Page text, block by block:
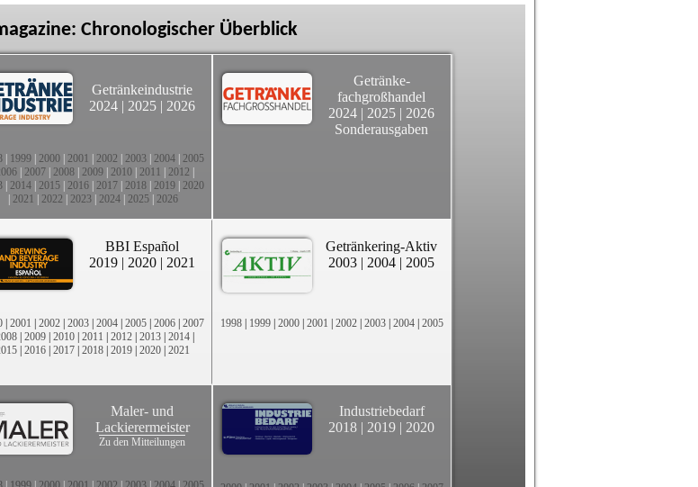
Chronologischer Überblick
Getränkeindustrie
2024 | 2025 | 2026
1999 2000 2001 2002 2003 2004 2005
2007 2008 2009 2010 2011 2012
2014 2015 2016 2017 2018 2019 2020
2021 2022 2023| 2024| 2025| 2026
Getränke-
fachgroßhandel
2024 | 2025 | 2026
Sonderausgaben
BBI Español
2019 | 2020 | 2021
| 2001 | 2002 | 2003 | 2004 | 2005 | 2006 | 2007
| 2009 | 2010 | 2011 | 2012 | 2013 | 2014 |
| 2016 | 2017 | 2018 | 2019 | 2020 | 2021
Getränkering-Aktiv
2003 | 2004 | 2005
1998 | 1999 | 2000 | 2001 | 2002 | 2003 | 2004 | 2005
Maler- und
Lackierermeister
Zu den Mitteilungen
Industriebedarf
2018 | 2019 | 2020